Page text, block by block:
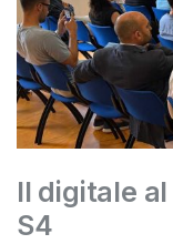
Il digitale
S4